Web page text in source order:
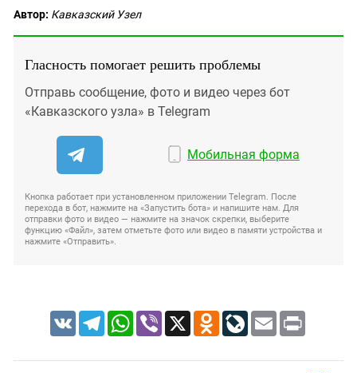
Автор: Кавказский Узел
Гласность помогает решить проблемы
Отправь сообщение, фото и видео через бот
«Кавказского узла» в Telegram
Мобильная форма
Кнопка работает при установленном приложении Telegram. После
перехода в бот, нажмите на «Запустить бота» и напишите нам. Для
отправки фото и видео — нажмите на значок скрепки, выберите
функцию «Файл», затем отметьте фото или видео в памяти устройства и
нажмите «Отправить».
VK TelegramWhatsApp
Viber X Odnoklassniki
LiveJournal
Email Print